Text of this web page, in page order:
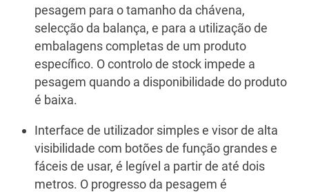
pesagem para o tamanho da chávena,
selecção da balança, e para a utilização de
embalagens completas de um produto
específico. O controlo de stock impede a
pesagem quando a disponibilidade do produto
é baixa.
Interface de utilizador simples e visor de alta
visibilidade com botões de função grandes e
fáceis de usar, é legível a partir de até dois
metros. O progresso da pesagem é